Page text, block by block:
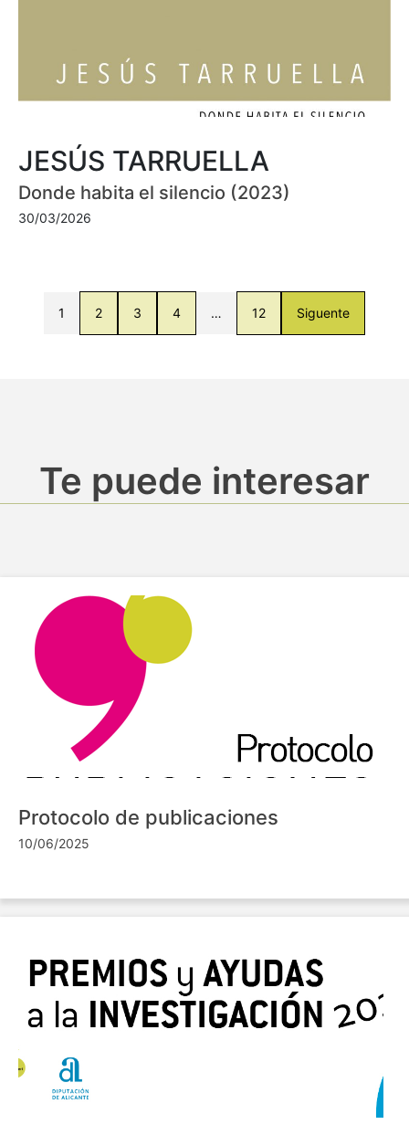
JESÚS TARRUELLA
Donde habita el silencio (2023)
30/03/2026
1 2 3 4 … 12 Siguente
Te puede interesar
Protocolo de publicaciones
10/06/2025